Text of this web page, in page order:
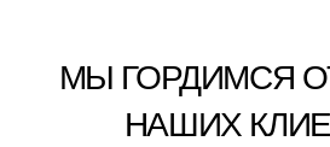
МЫ ГОРДИМСЯ
НАШИХ